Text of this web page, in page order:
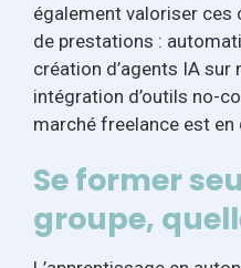
également valoriser
de prestations :
création d’agents IA sur
intégration d’outils no-
marché freelance est
Se former
groupe,